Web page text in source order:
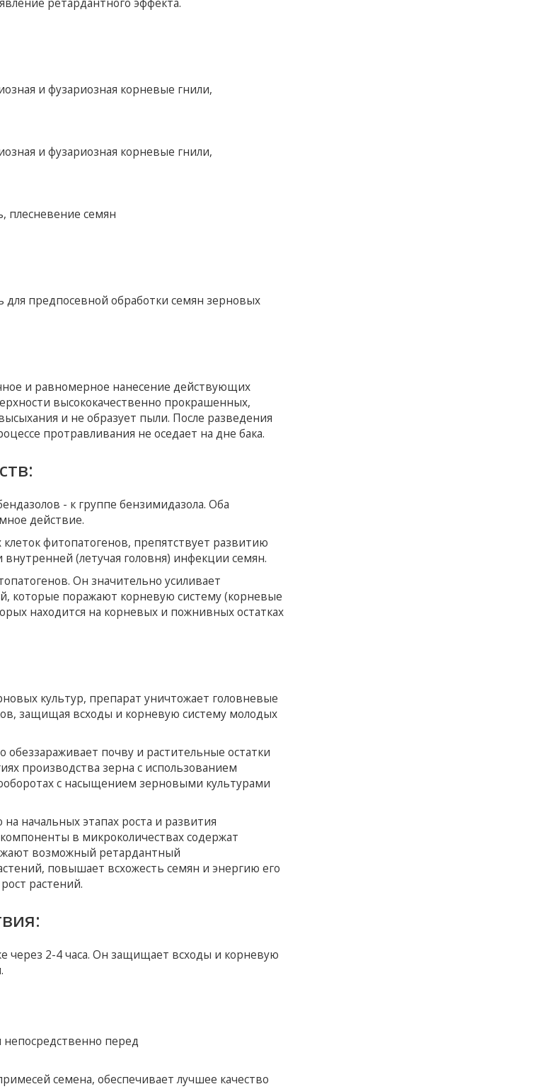
ретардантного эффекта.
и фузариозная корневые гнили,
и фузариозная корневые гнили,
плесневение семян
предпосевной обработки семян зерновых
и равномерное нанесение действующих
высококачественно прокрашенных,
и не образует пыли. После разведения
протравливания не оседает на дне бака.
- к группе бензимидазола. Оба
действие.
фитопатогенов, препятствует развитию
(летучая головня) инфекции семян.
Он значительно усиливает
которые поражают корневую систему (корневые
находится на корневых и пожнивных остатках
культур, препарат уничтожает головневые
защищая всходы и корневую систему молодых
почву и растительные остатки
производства зерна с использованием
с насыщением зерновыми культурами
начальных этапах роста и развития
в микроколичествах содержат
возможный ретардантный
повышает всхожесть семян и энергию его
растений.
через 2-4 часа. Он защищает всходы и корневую
перед
семена, обеспечивает лучшее качество